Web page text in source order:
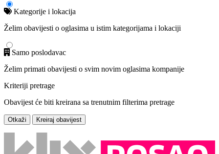
Kategorije i lokacija
Želim obavijesti o oglasima u istim kategorijama i lokaciji
Samo poslodavac
Želim primati obavijesti o svim novim oglasima kompanije
Kriteriji pretrage
Obavijest će biti kreirana sa trenutnim filterima pretrage
Otkaži Kreiraj obavijest